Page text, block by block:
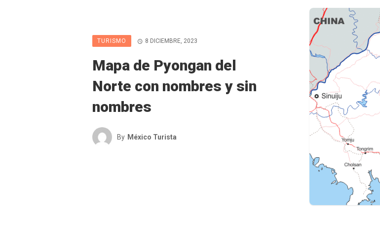
TURISMO 8 DICIEMBRE, 2023
Mapa de Pyongan del
Norte con nombres y sin
nombres
By México Turista